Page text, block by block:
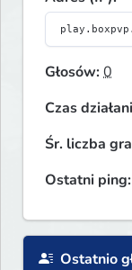
Głosów:0
Czas
Śr. liczba
Ostatni ping:
Ostatnio